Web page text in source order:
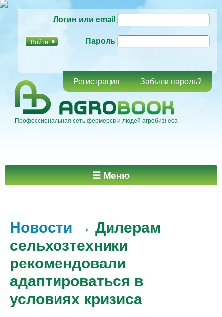
основному
Логин или email
Пароль
Регистрация Забыли пароль?
Профессиональная сеть фермеров и людей агробизнеса
Главное меню ☰ Меню
Новости → Дилерам
сельхозтехники
рекомендовали
адаптироваться в
условиях кризиса